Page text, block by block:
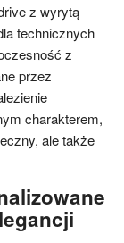
z wyrytą
technicznych
z
przez
charakterem,
ale także